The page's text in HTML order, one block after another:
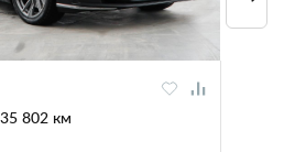
802 км